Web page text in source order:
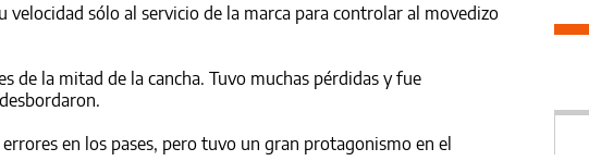
velocidad sólo al servicio de la marca para controlar al movedizo
de la mitad de la cancha. Tuvo muchas pérdidas y fue
en los pases, pero tuvo un gran protagonismo en el